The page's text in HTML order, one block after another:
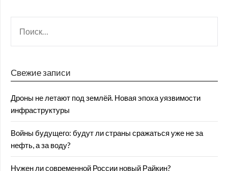
Свежие записи
Дроны не летают под землёй. Новая эпоха уязвимости
инфраструктуры
Войны будущего: будут ли страны сражаться уже не за
нефть, а за воду?
Нужен ли современной России новый Райкин?